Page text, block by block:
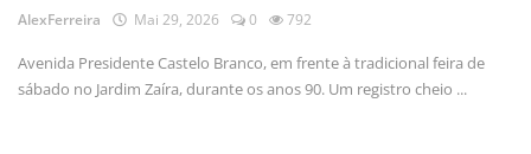
Contato
AlexFerreira Mai 29, 2026 0 792
Avenida Presidente Castelo Branco, em frente à tradicional feira de
sábado no Jardim Zaíra, durante os anos 90. Um registro cheio ...